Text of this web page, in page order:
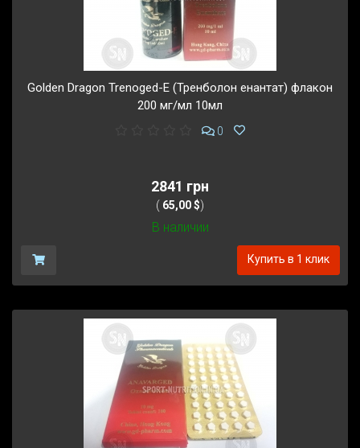
Golden Dragon Trenoged-E (Тренболон енантат) флакон
200 мг/мл 10мл
0
2841 грн
( 65,00 $)
В наличии
Купить в 1 клик